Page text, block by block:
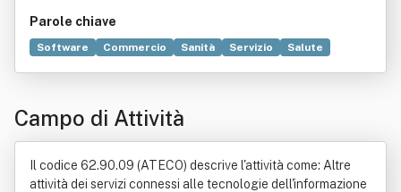
Parole chiave
Software Commercio Sanità Servizio
Salute
Dati personali
Prodotto (economia)
Cloud computing
Norma giuridica
Processo di produzione industriale
Campo di Attività
Il codice 62.90.09 (ATECO) descrive l'attività come: Altre
attività dei servizi connessi alle tecnologie dell'informazione